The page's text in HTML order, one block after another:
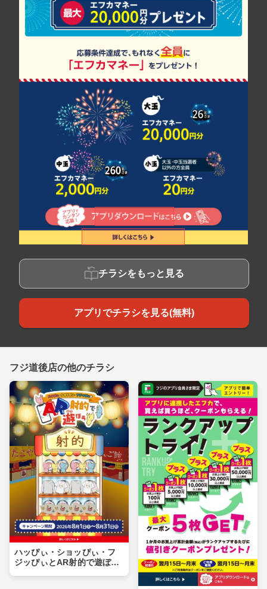
チラシをもっと見る
アプリでチラシを見る(無料)
フジ道後店の他のチラシ
ハッぴぃ・ショッぴぃ・フ
ジッぴぃとAR射的で遊ぼ